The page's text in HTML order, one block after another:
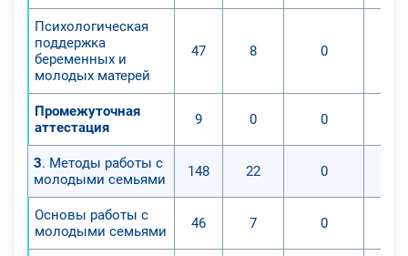
Психологическая
поддержка
беременных и
молодых матерей
47 8 0
Промежуточная
аттестация
9 0 0
3. Методы работы с
молодыми семьями
148 22 0
Основы работы с
молодыми семьями
46 7 0